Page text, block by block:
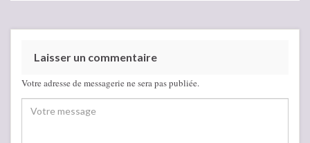
Laisser un commentaire
Votre adresse de messagerie ne sera pas publiée.